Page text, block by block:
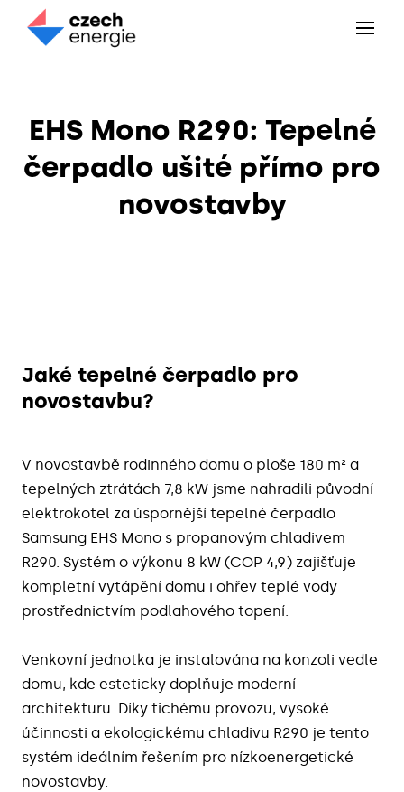
Menu
DO
EHS Mono R290: Tepelné
čerpadlo ušité přímo pro
novostavby
Jaké tepelné čerpadlo pro
novostavbu?
V novostavbě rodinného domu o ploše 180 m² a
tepelných ztrátách 7,8 kW jsme nahradili původní
elektrokotel za úspornější tepelné čerpadlo
Samsung EHS Mono s propanovým chladivem
R290 . Systém o výkonu 8 kW (COP 4,9) zajišťuje
kompletní vytápění domu i ohřev teplé vody
prostřednictvím podlahového topení
Venkovní jednotka je instalována na konzoli vedle
domu, kde esteticky doplňuje moderní
architekturu. Díky tichému provozu, vysoké
účinnosti a ekologickému chladivu R290 je tento
systém ideálním řešením pro nízkoenergetické
novostavby.